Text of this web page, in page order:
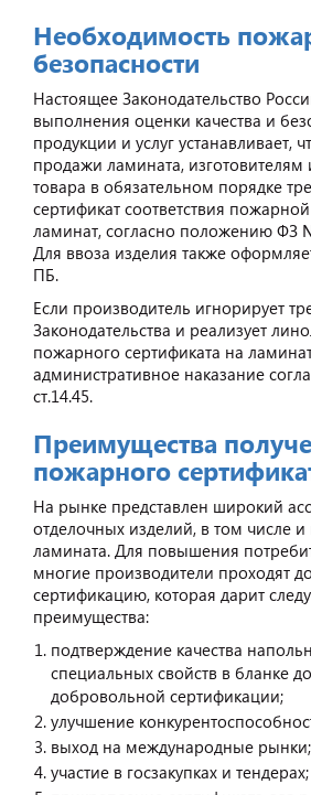
Необходимость
безопасности
Настоящее Законодательство
выполнения оценки качества и
продукции и услуг устанавливает,
продажи ламината,
товара в обязательном порядке
сертификат соответствия
ламинат, согласно положению
Для ввоза изделия также
ПБ.
Если производитель игнорирует
Законодательства и реализует
пожарного сертификата на
административное наказание
ст.14.45.
Преимущества
пожарного
На рынке представлен широкий
отделочных изделий, в том числе
ламината. Для повышения
многие производители проходят
сертификацию, которая дарит
преимущества:
подтверждение качества
специальных свойств в бланке
добровольной сертификации;
улучшение
выход на международные рынки;
участие в госзакупках и тендерах;